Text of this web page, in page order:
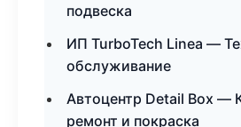
подвеска
ИП TurboTech Linea —
обслуживание
Автоцентр Detail Box —
ремонт и покраска